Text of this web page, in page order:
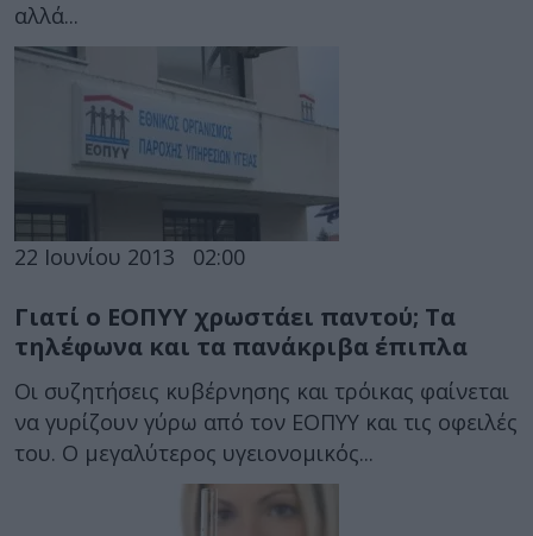
αλλά...
22 Ιουνίου 2013 02:00
Γιατί ο ΕΟΠΥΥ χρωστάει παντού; Τα
τηλέφωνα και τα πανάκριβα έπιπλα
Οι συζητήσεις κυβέρνησης και τρόικας φαίνεται
να γυρίζουν γύρω από τον ΕΟΠΥΥ και τις οφειλές
του. Ο μεγαλύτερος υγειονομικός...